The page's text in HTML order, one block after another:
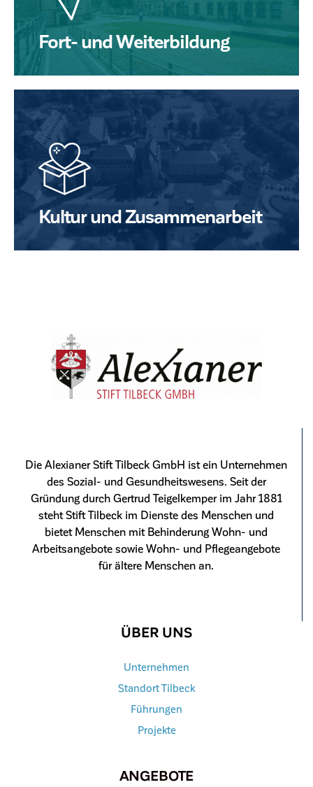
Fort- und Weiterbildung
Kultur und Zusammenarbeit
Die Alexianer Stift Tilbeck GmbH ist ein Unternehmen
des Sozial- und Gesundheitswesens. Seit der
Gründung durch Gertrud Teigelkemper im Jahr 1881
steht Stift Tilbeck im Dienste des Menschen und
bietet Menschen mit Behinderung Wohn- und
Arbeitsangebote sowie Wohn- und Pflegeangebote
für ältere Menschen an.
ÜBER UNS
Unternehmen
Standort Tilbeck
Führungen
Projekte
ANGEBOTE